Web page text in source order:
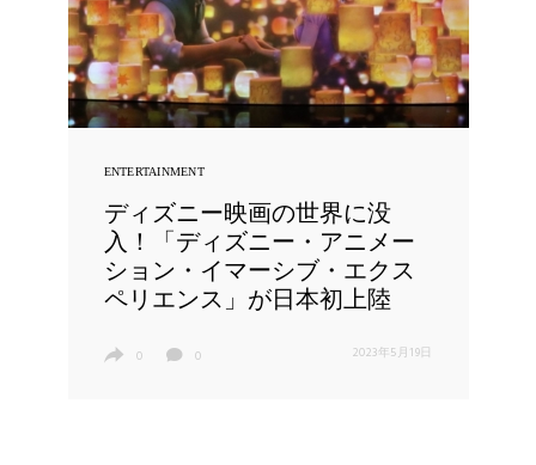
ENTERTAINMENT
ディズニー映画の世界に没
入！「ディズニー・アニメー
ション・イマーシブ・エクス
ペリエンス」が日本初上陸
0 0 2023年5月19日